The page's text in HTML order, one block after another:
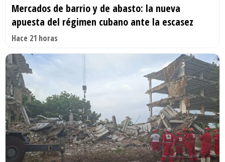
Mercados de barrio y de abasto: la nueva
apuesta del régimen cubano ante la escasez
Hace 21 horas